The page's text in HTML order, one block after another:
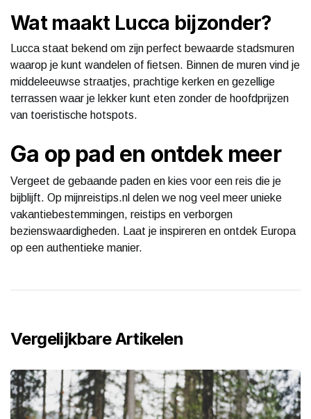
Wat maakt Lucca bijzonder?
Lucca staat bekend om zijn perfect bewaarde stadsmuren
waarop je kunt wandelen of fietsen. Binnen de muren vind je
middeleeuwse straatjes, prachtige kerken en gezellige
terrassen waar je lekker kunt eten zonder de hoofdprijzen
van toeristische hotspots.
Ga op pad en ontdek meer
Vergeet de gebaande paden en kies voor een reis die je
bijblijft. Op mijnreistips.nl delen we nog veel meer unieke
vakantiebestemmingen, reistips en verborgen
bezienswaardigheden. Laat je inspireren en ontdek Europa
op een authentieke manier.
Vergelijkbare Artikelen